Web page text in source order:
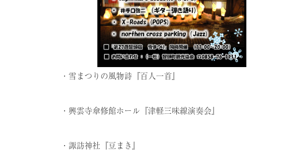
・雪まつりの風物詩『百人一首』
・興雲寺傘修館ホール『津軽三味線演奏会』
・諏訪神社『豆まき』